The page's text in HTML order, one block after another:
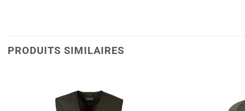
PRODUITS SIMILAIRES